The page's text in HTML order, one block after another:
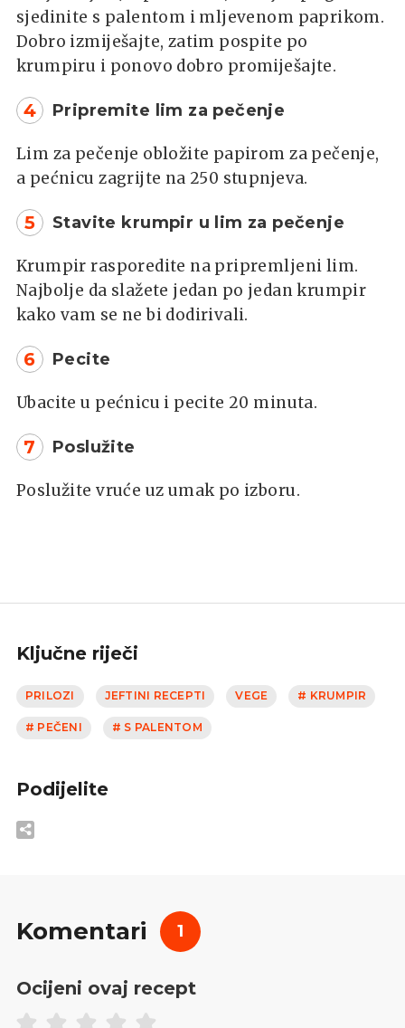
sjedinite s palentom i mljevenom paprikom.
Dobro izmiješajte, zatim pospite po
krumpiru i ponovo dobro promiješajte.
4 Pripremite lim za pečenje
Lim za pečenje obložite papirom za pečenje,
a pećnicu zagrijte na 250 stupnjeva.
5 Stavite krumpir u lim za pečenje
Krumpir rasporedite na pripremljeni lim.
Najbolje da slažete jedan po jedan krumpir
kako vam se ne bi dodirivali.
6 Pecite
Ubacite u pećnicu i pecite 20 minuta.
7 Poslužite
Poslužite vruće uz umak po izboru.
Ključne riječi
PRILOZI JEFTINI RECEPTI VEGE # KRUMPIR
# PEČENI # S PALENTOM
Podijelite
Komentari 1
Ocijeni ovaj recept